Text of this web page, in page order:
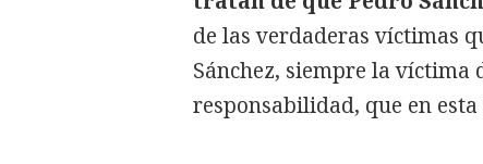
de las verdaderas víctimas
Sánchez, siempre la víctima
responsabilidad, que en